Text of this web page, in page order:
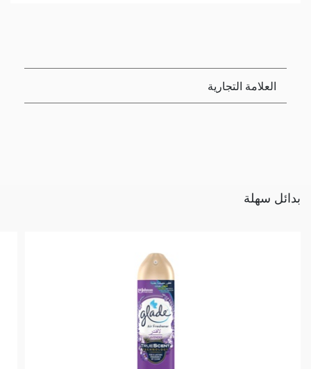
العلامة التجارية
بدائل سهلة